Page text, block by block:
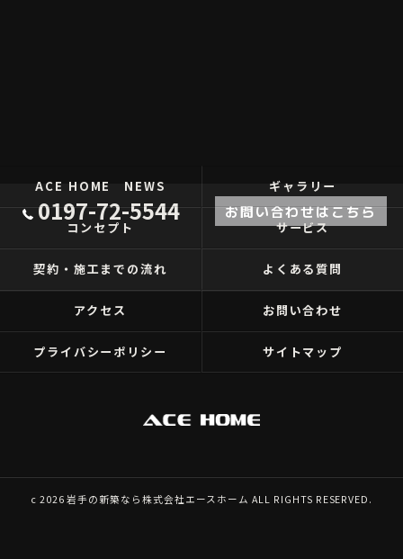
0197-72-5544 お問い合わせはこちら
ACE HOME NEWS ギャラリー
コンセプト サービス
契約・施工までの流れ よくある質問
アクセス お問い合わせ
プライバシーポリシー サイトマップ
c 2026 岩手の新築なら株式会社エースホーム ALL RIGHTS RESERVED.